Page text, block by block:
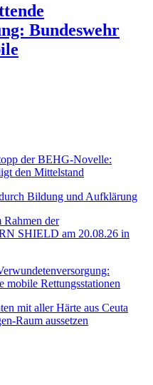
Bundeswehr
der BEHG-Novelle:
den Mittelstand
Bildung und Aufklärung
der
SHIELD am 20.08.26 in
mobile Rettungsstationen
mit aller Härte aus Ceuta
Raum aussetzen